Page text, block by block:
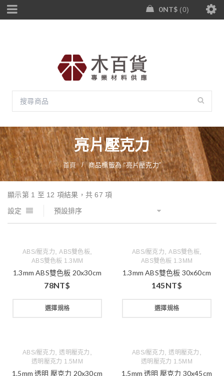
0NT$ 0
亮片壓克力
首頁 / 商品標籤為 “亮片壓克力”
顯示第 1 至 12 項結果，共 67 項
設定
預設排序
ABS/壓克力 ,ABS雙色板,
ABS雙色板 1.3MM
1.3mm ABS雙色板 20x30cm
78NT$
選擇規格
ABS/壓克力 ,ABS雙色板,
ABS雙色板 1.3MM
1.3mm ABS雙色板 30x60cm
145NT$
選擇規格
ABS/壓克力 ,透明壓克力
透明壓克力 1.5MM
1.5mm 透明 壓克力 20x30cm
ABS/壓克力 ,透明壓克力
透明壓克力 1.5MM
1.5mm 透明 壓克力 30x45cm